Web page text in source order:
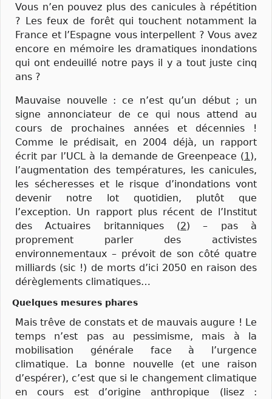
Vous n’en pouvez plus des canicules à répétition
? Les feux de forêt qui touchent notamment la
France et l’Espagne vous interpellent ? Vous avez
encore en mémoire les dramatiques inondations
qui ont endeuillé notre pays il y a tout juste cinq
ans ?
Mauvaise nouvelle : ce n’est qu’un début ; un
signe annonciateur de ce qui nous attend au
cours de prochaines années et décennies !
Comme le prédisait, en 2004 déjà, un rapport
écrit par l’UCL à la demande de Greenpeace (1 ),
l’augmentation des températures, les canicules,
les sécheresses et le risque d’inondations vont
devenir notre lot quotidien, plutôt que
l’exception. Un rapport plus récent de l’Institut
des Actuaires britanniques (2) – pas à
proprement parler des activistes
environnementaux – prévoit de son côté quatre
milliards (sic !) de morts d’ici 2050 en raison des
dérèglements climatiques…
Quelques mesures phares
Mais trêve de constats et de mauvais augure ! Le
temps n’est pas au pessimisme, mais à la
mobilisation générale face à l’urgence
climatique. La bonne nouvelle (et une raison
d’espérer), c’est que si le changement climatique
en cours est d’origine anthropique (lisez :